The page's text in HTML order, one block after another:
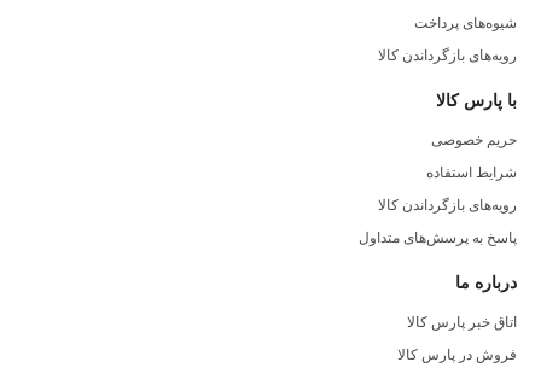
شیوه‌های پرداخت
رویه‌های بازگرداندن کالا
با پارس کالا
حریم خصوصی
شرایط استفاده
رویه‌های بازگرداندن کالا
پاسخ به پرسش‌های متداول
درباره ما
اتاق خبر پارس کالا
فروش در پارس کالا